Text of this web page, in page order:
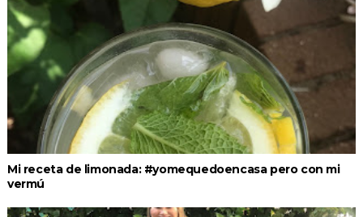
Mi receta de limonada: #yomequedoencasa pero con mi
vermú